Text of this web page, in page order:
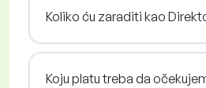
Koliko ću zaraditi kao
Koju platu treba da